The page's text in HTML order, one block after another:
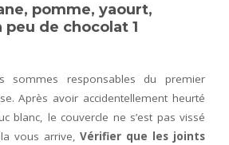
pomme, yaourt,
de chocolat 1
sommes responsables du premier
Après avoir accidentellement heurté
blanc, le couvercle ne s’est pas vissé
vous arrive, Vérifier que les joints